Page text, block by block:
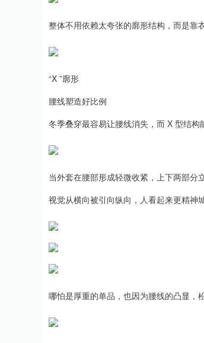
整体不用依赖太夸张的廓形结构，而是靠
“X ”廓形
腰线塑造好比例
冬季叠穿最容易让腰线消失，而 X 型结构
当外套在腰部形成轻微收紧，上下两部分
视觉从横向被引向纵向，人看起来更精神
哪怕是厚重的单品，也因为腰线的凸显，